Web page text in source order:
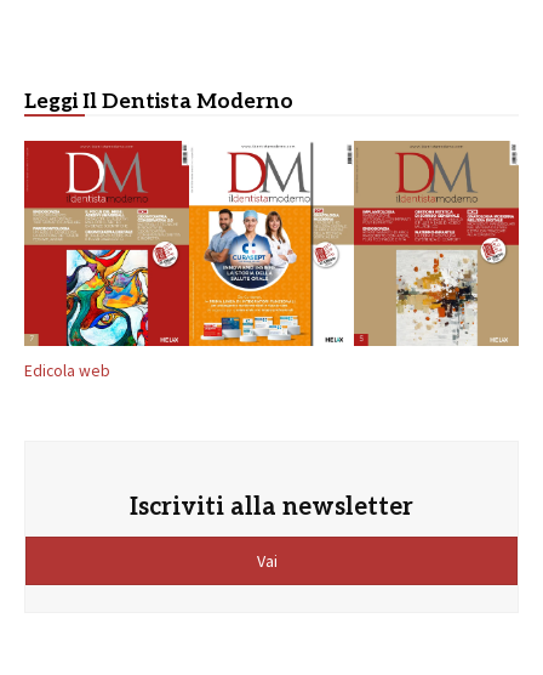
Leggi Il Dentista Moderno
Edicola web
Iscriviti alla newsletter
Vai